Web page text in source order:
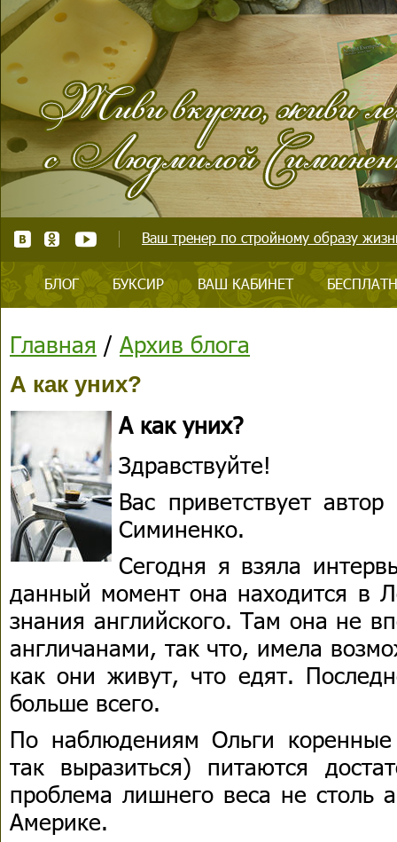
Ваш тренер по стройному образу
БЛОГ БУКСИР ВАШ КАБИНЕТ
Главная / Архив блога
А как уних?
А как уних?
Здравствуйте!
Вас приветствует
Симиненко.
Сегодня я взяла
данный момент она находится в
знания английского. Там она не
англичанами, так что, имела
как они живут, что едят.
больше всего.
По наблюдениям Ольги
так выразиться) питаются
проблема лишнего веса не столь
Америке.